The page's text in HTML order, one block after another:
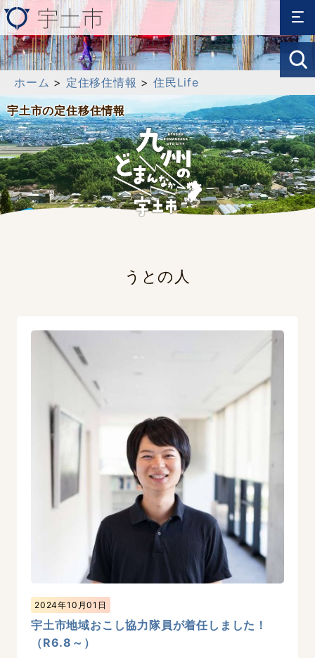
ホーム > 定住移住情報 >住民Life
宇土市の定住移住情報
うとの人
2024年10月01日
宇土市地域おこし協力隊員が着任しました！
（R6.8～）